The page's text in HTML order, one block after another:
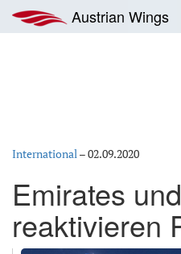
Inhalt
springen
Austrian Wings
International–02.09.2020
Emirates
reaktivieren